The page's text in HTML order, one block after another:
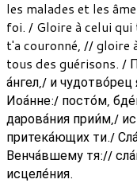
les malades et les
foi. / Gloire à celui
t'a couronné, // gloire
tous des guérisons. /
а́нгел,/ и
Иоа́нне:/ посто́м,
дарова́ния прии́м,/
притека́ющих ти./
Венча́вшему тя://
исцеле́ния.